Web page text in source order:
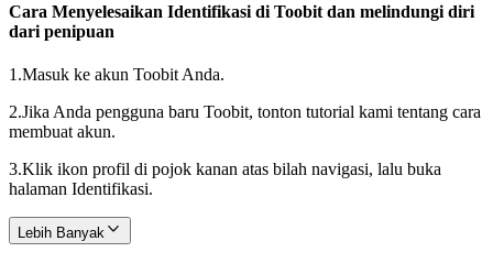
Cara Menyelesaikan Identifikasi di Toobit dan melindungi diri
dari penipuan
1.Masuk ke akun Toobit Anda.
2.Jika Anda pengguna baru Toobit, tonton tutorial kami tentang cara
membuat akun.
3.Klik ikon profil di pojok kanan atas bilah navigasi, lalu buka
halaman Identifikasi.
Lebih Banyak